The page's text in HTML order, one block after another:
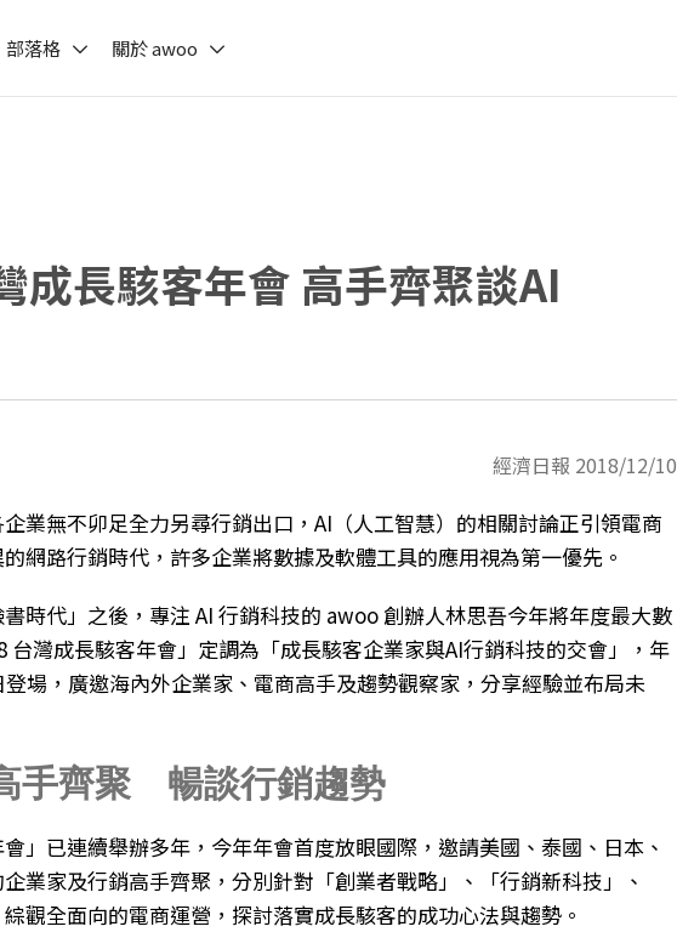
部落格 關於 awoo
成長駭客年會 高手齊聚談AI
經濟日報 2018/12/10
業無不卯足全力另尋行銷出口，AI（人工智慧）的相關討論正引領電商
網路行銷時代，許多企業將數據及軟體工具的應用視為第一優先。
時代」之後，專注 AI 行銷科技的 awoo 創辦人林思吾今年將年度最大數
台灣成長駭客年會」定調為「成長駭客企業家與AI行銷科技的交會」，年
登場，廣邀海內外企業家、電商高手及趨勢觀察家，分享經驗並布局未
手齊聚 暢談行銷趨勢
會」已連續舉辦多年，今年年會首度放眼國際，邀請美國、泰國、日本、
業家及行銷高手齊聚，分別針對「創業者戰略」、「行銷新科技」、
綜觀全面向的電商運營，探討落實成長駭客的成功心法與趨勢。